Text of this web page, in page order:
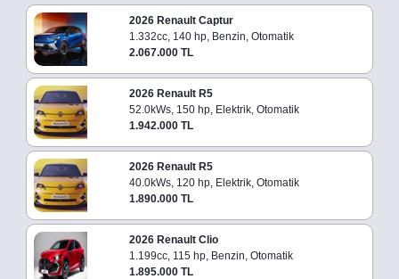
2026 Renault Captur
1.332cc, 140 hp, Benzin, Otomatik
2.067.000 TL
2026 Renault R5
52.0kWs, 150 hp, Elektrik, Otomatik
1.942.000 TL
2026 Renault R5
40.0kWs, 120 hp, Elektrik, Otomatik
1.890.000 TL
2026 Renault Clio
1.199cc, 115 hp, Benzin, Otomatik
1.895.000 TL